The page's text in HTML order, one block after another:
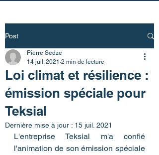
Post
Loi climat et résilience :
émission spéciale pour
Teksial
Pierre Sedze
14 juil. 2021 2 min de lecture
Dernière mise à jour : 15 juil. 2021
L'entreprise Teksial m'a confié
l'animation de son émission spéciale